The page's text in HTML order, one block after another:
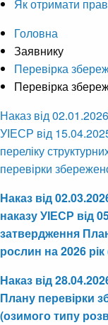
Як отримати
Головна
Заявнику
Перевірка
Перевірка
Наказ від
УІЕСР від
переліку
перевірки
Наказ від
наказу УІЕСР від
затвердження
рослин на 2026
Наказ від
Плану перевірки
(озимого типу